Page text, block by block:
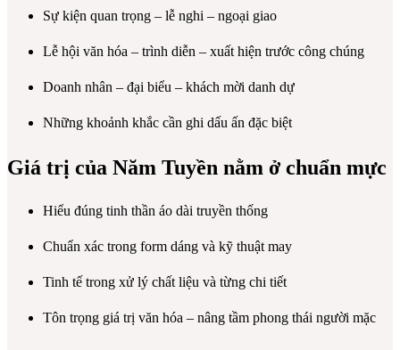
Sự kiện quan trọng – lễ nghi – ngoại giao
Lễ hội văn hóa – trình diễn – xuất hiện trước công chúng
Doanh nhân – đại biểu – khách mời danh dự
Những khoảnh khắc cần ghi dấu ấn đặc biệt
Giá trị của Năm Tuyền nằm ở chuẩn mực
Hiểu đúng tinh thần áo dài truyền thống
Chuẩn xác trong form dáng và kỹ thuật may
Tinh tế trong xử lý chất liệu và từng chi tiết
Tôn trọng giá trị văn hóa – nâng tầm phong thái người mặc